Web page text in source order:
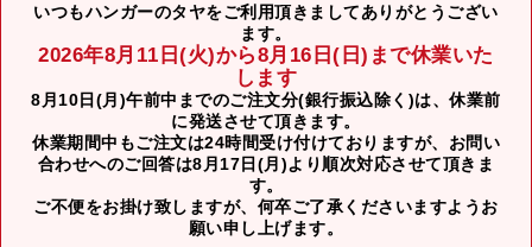
いつもハンガーのタヤをご利用頂きましてありがとうござい
ます。
2026年8月11日(火)から8月16日(日)まで休業いた
します
8月10日(月)午前中までのご注文分(銀行振込除く)は、休業前
に発送させて頂きます。
休業期間中もご注文は24時間受け付けておりますが、お問い
合わせへのご回答は8月17日(月)より順次対応させて頂きま
す。
ご不便をお掛け致しますが、何卒ご了承くださいますようお
願い申し上げます。
お知らせ 2024年12月12日年末年始休業のお知らせ
2026年3月7日